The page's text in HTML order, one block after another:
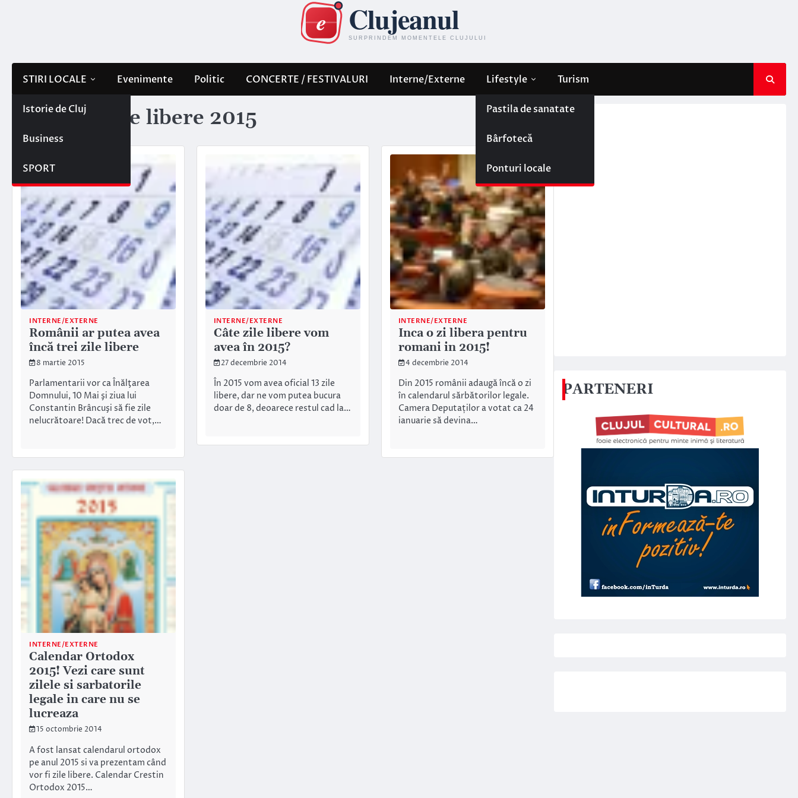
STIRI LOCALE
Istorie de Cluj
Business
SPORT
Evenimente Politic CONCERTE / FESTIVALURI Interne/Externe Lifestyle
Pastila de sanatate
Bârfotecă
Ponturi locale
Turism
Etichetă: zile libere 2015
INTERNE/EXTERNE
Românii ar putea avea
încă trei zile libere
8 martie 2015
Parlamentarii vor ca Înălţarea
Domnului, 10 Mai şi ziua lui
Constantin Brâncuşi să fie zile
nelucrătoare! Dacă trec de vot,…
INTERNE/EXTERNE
Câte zile libere vom
avea în 2015?
27 decembrie 2014
În 2015 vom avea oficial 13 zile
libere, dar ne vom putea bucura
doar de 8, deoarece restul cad la…
INTERNE/EXTERNE
Inca o zi libera pentru
romani in 2015!
4 decembrie 2014
Din 2015 românii adaugă încă o zi
în calendarul sărbătorilor legale.
Camera Deputaților a votat ca 24
ianuarie să devina…
INTERNE/EXTERNE
Calendar Ortodox
2015! Vezi care sunt
zilele si sarbatorile
legale in care nu se
lucreaza
15 octombrie 2014
A fost lansat calendarul ortodox
pe anul 2015 si va prezentam când
vor fi zile libere. Calendar Crestin
Ortodox 2015…
PARTENERI